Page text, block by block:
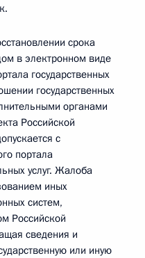
срока
в электронном виде
государственных
государственных
органами
Российской
с
портала
услуг. Жалоба
иных
систем,
Российской
сведения и
или иную